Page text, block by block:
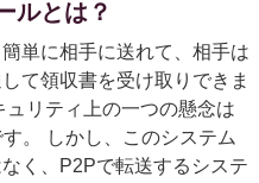
ルとは？
単に相手に送れて、相手は
て領収書を受け取りできま
リティ上の一つの懸念は
。 しかし、このシステム
く、P2Pで転送するシステ